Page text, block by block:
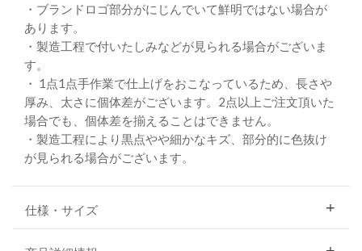
・ブランドロゴ部分がにじんでいて鮮明ではない場合が
あります。
・製造工程で付いたしみなどが見られる場合がございま
す。
・ 1点1点手作業で仕上げをおこなっているため、長さや
厚み、太さに個体差がございます。2点以上ご注文頂いた
場合でも、個体差を揃えることはできません。
・製造工程により黒点やや細かなキズ、部分的に色抜け
が見られる場合がございます。
仕様・サイズ